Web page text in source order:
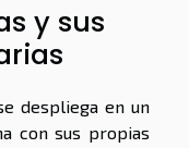
y sus
despliega en un
con sus propias